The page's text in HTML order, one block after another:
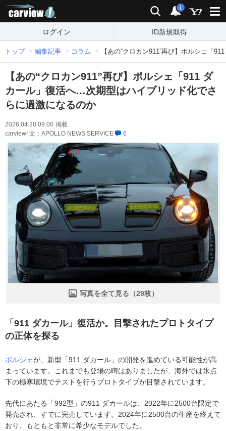
検索 通知
i
ログイン ID新規取得
トップ 編集記事 コラム 【あの“クロカン911”再び】ポルシェ「
【あの“クロカン911”再び】ポルシェ「911 ダ
カール」復活へ…次期型はハイブリッド化でさ
らに過激になるのか
2026.04.30 09:00 掲載
carview! 文：APOLLO NEWS SERVICE
6
写真を全て見る（29枚）
「911 ダカール」復活か。目撃されたプロトタイプ
の正体を探る
ポルシェが、新型「911 ダカール」の開発を進めている可能性が高
まっています。これまでも登場の噂はありましたが、海外では氷点
下の極寒環境でテストを行うプロトタイプが目撃されています。
先代にあたる「992型」の911 ダカールは、2022年に2500台限定で
発売され、すでに完売しています。2024年に2500台の生産を終えて
おり、もともと非常に希少なモデルでした。